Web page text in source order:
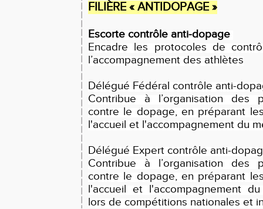
FILIÈRE « ANTIDOPAGE »
Escorte contrôle anti-dopage
Encadre les protocoles de
l’accompagnement des athlètes
Délégué Fédéral contrôle anti-
Contribue à l’organisation des
contre le dopage, en préparant
l'accueil et l'accompagnement du
Délégué Expert contrôle anti-
Contribue à l’organisation des
contre le dopage, en préparant
l'accueil et l'accompagnement
lors de compétitions nationales et